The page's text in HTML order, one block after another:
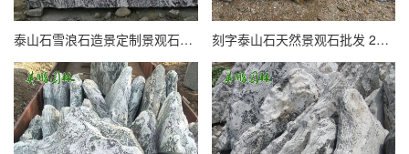
泰山石雪浪石造景定制景观石头 户外园林庭院刻字石现货销售 刻字泰山石天然景观石批发 2米高雪浪石园林装饰景石英鹏石业